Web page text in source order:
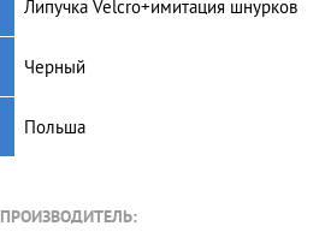
Липучка Velcro+имитация шнурков
Черный
Польша
ПРОИЗВОДИТЕЛЬ: